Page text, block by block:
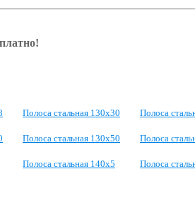
Полоса стальная 130x30 Полоса
Полоса стальная 130x50 Полоса
Полоса стальная 140x5 Полоса